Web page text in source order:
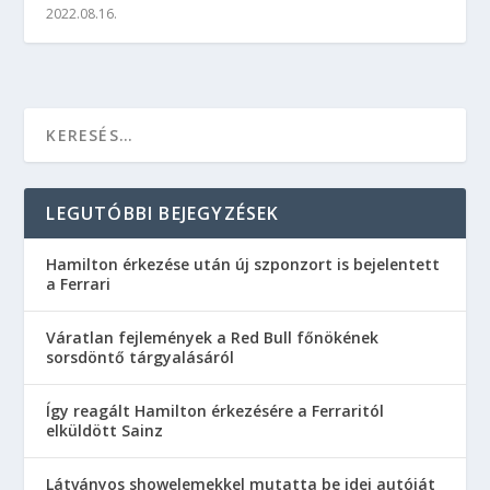
2022.08.16.
LEGUTÓBBI BEJEGYZÉSEK
Hamilton érkezése után új szponzort is bejelentett
a Ferrari
Váratlan fejlemények a Red Bull főnökének
sorsdöntő tárgyalásáról
Így reagált Hamilton érkezésére a Ferraritól
elküldött Sainz
Látványos showelemekkel mutatta be idei autóját